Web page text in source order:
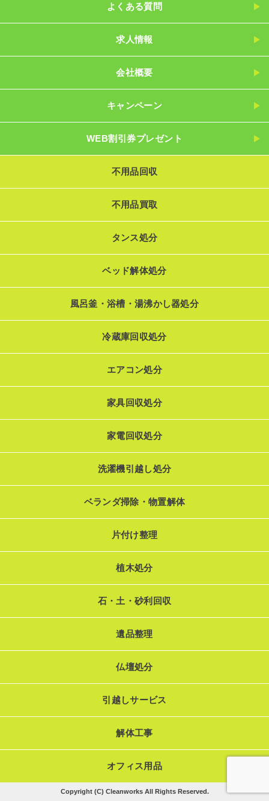
よくある質問
求人情報
会社概要
キャンペーン
WEB割引券プレゼント
不用品回収
不用品買取
タンス処分
ベッド解体処分
風呂釜・浴槽・湯沸かし器処分
冷蔵庫回収処分
エアコン処分
家具回収処分
家電回収処分
洗濯機引越し処分
ベランダ掃除・物置解体
片付け整理
植木処分
石・土・砂利回収
遺品整理
仏壇処分
引越しサービス
解体工事
オフィス用品
Copyright (C) Cleanworks All Rights Reserved.